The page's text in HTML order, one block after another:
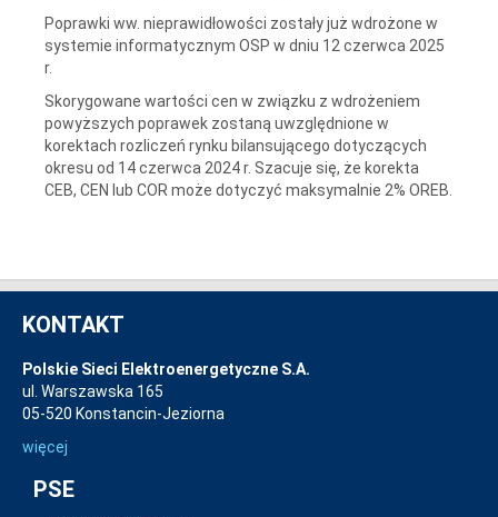
Poprawki ww. nieprawidłowości zostały już wdrożone w
systemie informatycznym OSP w dniu 12 czerwca 2025
r.
Skorygowane wartości cen w związku z wdrożeniem
powyższych poprawek zostaną uwzględnione w
korektach rozliczeń rynku bilansującego dotyczących
okresu od 14 czerwca 2024 r. Szacuje się, że korekta
CEB, CEN lub COR może dotyczyć maksymalnie 2% OREB.
KONTAKT
Polskie Sieci Elektroenergetyczne S.A.
ul. Warszawska 165
05-520 Konstancin-Jeziorna
więcej
PSE